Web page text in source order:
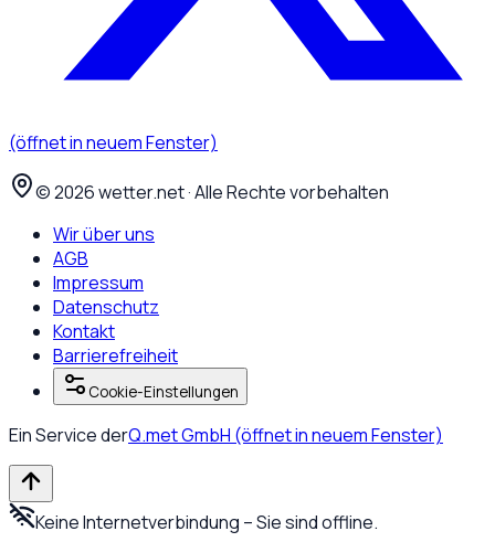
(öffnet in neuem Fenster)
©2026wetter.net · Alle Rechte vorbehalten
Wir über uns
AGB
Impressum
Datenschutz
Kontakt
Barrierefreiheit
Cookie-Einstellungen
Ein Service derQ.met GmbH (öffnet in neuem Fenster)
Keine Internetverbindung – Sie sind offline.